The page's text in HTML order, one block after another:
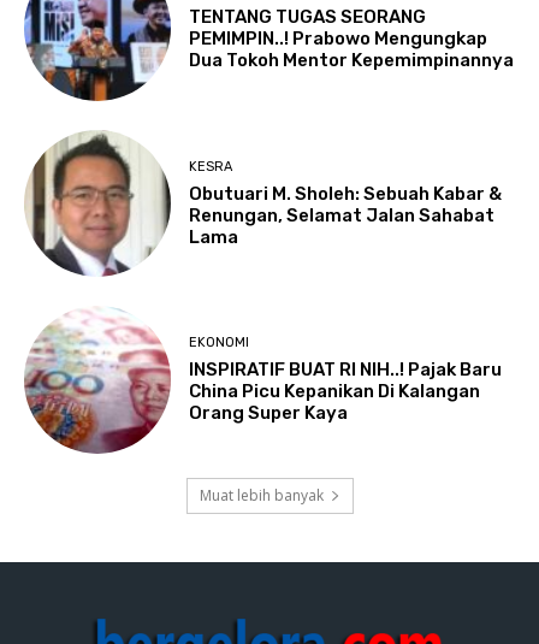
TENTANG TUGAS SEORANG
PEMIMPIN..! Prabowo Mengungkap
Dua Tokoh Mentor Kepemimpinannya
KESRA
Obutuari M. Sholeh: Sebuah Kabar &
Renungan, Selamat Jalan Sahabat
Lama
EKONOMI
INSPIRATIF BUAT RI NIH..! Pajak Baru
China Picu Kepanikan Di Kalangan
Orang Super Kaya
Muat lebih banyak